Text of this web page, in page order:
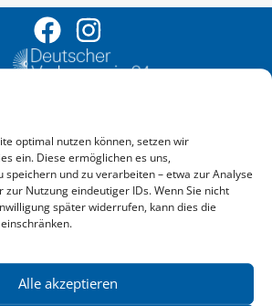
optimal nutzen können, setzen wir
ein. Diese ermöglichen es uns,
und zu verarbeiten – etwa zur Analyse
Nutzung eindeutiger IDs. Wenn Sie nicht
später widerrufen, kann dies die
Alle akzeptieren
zu-Klampen!-Verlagsprogramm.
– einfach direkt online
zu Klampen! Herbst 2026
ansehen
und Nachrichten im zu Klampen!
abbestellbar.